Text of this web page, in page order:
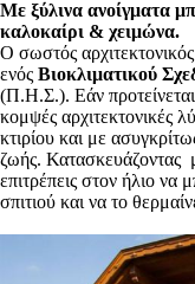
Με ξύλινα ανοίγματα
καλοκαίρι & χειμώνα.
Ο σωστός
ενός Βιοκλιματικού
(Π.Η.Σ.). Εάν
κομψές αρχιτεκτονικές
κτιρίου και με
ζωής. Κατασκευάζοντας
επιτρέπεις στον ήλιο να
σπιτιού και να το